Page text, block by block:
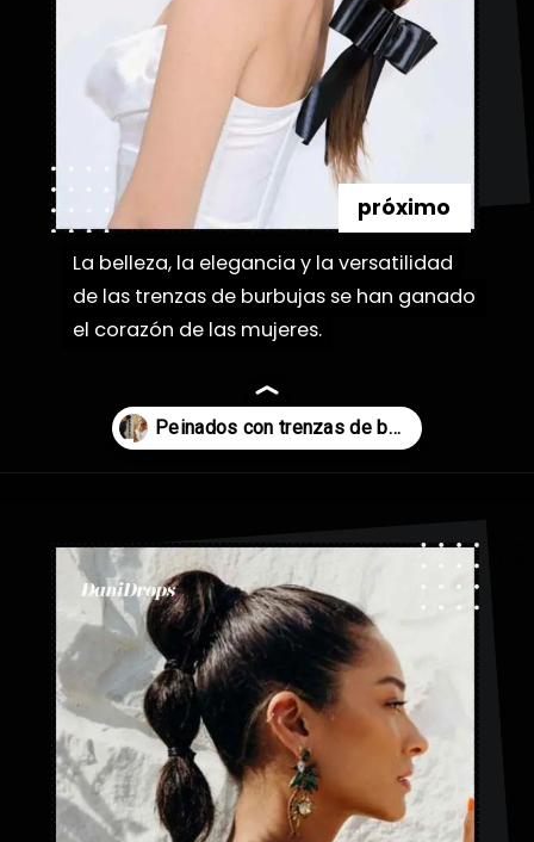
La belleza, la elegancia y la versatilidad
de las trenzas de burbujas se han ganado
el corazón de las mujeres.
La belleza, la elegancia y la versatilidad
de las trenzas de burbujas se han ganado
el corazón de las mujeres.
próximo